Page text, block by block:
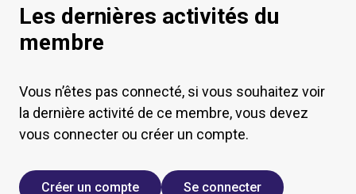
Les dernières activités du
membre
Vous n’êtes pas connecté, si vous souhaitez voir
la dernière activité de ce membre, vous devez
vous connecter ou créer un compte.
Créer un compte Se connecter